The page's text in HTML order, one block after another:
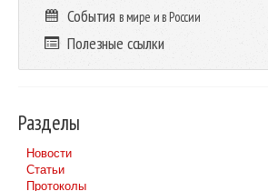
События в мире и в России
Полезные ссылки
Разделы
Новости
Статьи
Протоколы